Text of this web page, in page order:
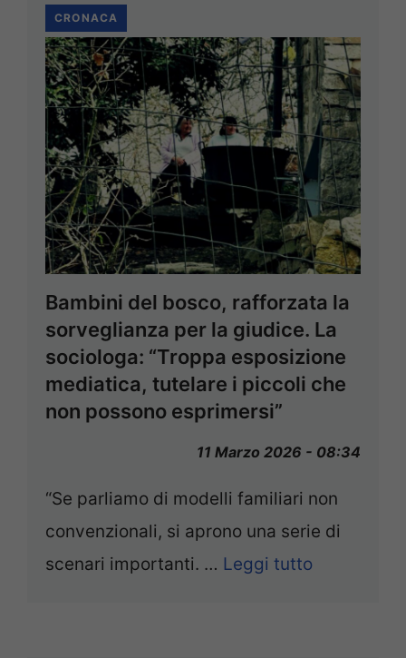
CRONACA
Bambini del bosco, rafforzata la
sorveglianza per la giudice. La
sociologa: “Troppa esposizione
mediatica, tutelare i piccoli che
non possono esprimersi”
11 Marzo 2026 - 08:34
“Se parliamo di modelli familiari non
convenzionali, si aprono una serie di
scenari importanti. … Leggi tutto